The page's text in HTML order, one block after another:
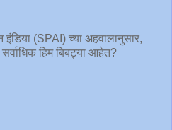
(SPAI) च्या अहवालानुसार,
हिम बिबट्या आहेत?